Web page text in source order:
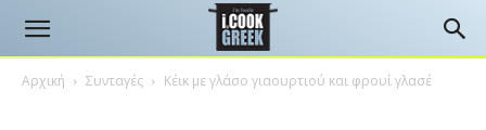
Αρχική Συνταγές Κέικ με γλάσο γιαουρτιού και φρουί γλασέ